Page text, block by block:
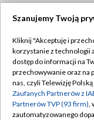
Abonament TVP
Emisja w TVP
Centrum
Szanujemy Twoją
Kliknij "Akceptuję i
korzystanie z technologii
dostęp do informacji na
przechowywanie oraz na
nas, czyli Telewizję
Zaufanych Partnerów z
Partnerów TVP (93 firm),
zautomatyzowanego